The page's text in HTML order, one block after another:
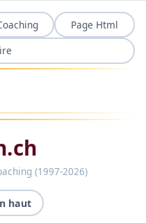
Page Html
(1997-2026)
haut